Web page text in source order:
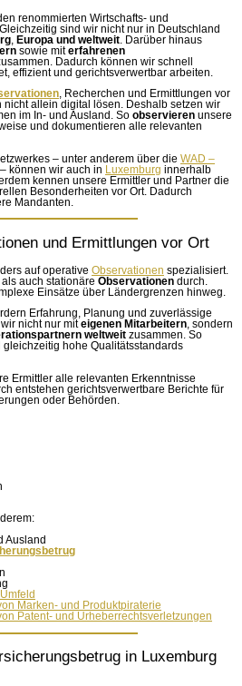
renommierten Wirtschafts- und
sind wir nicht nur in Deutschland
Europa und weltweit . Darüber hinaus
sowie miterfahrenen
Dadurch können wir schnell
effizient und gerichtsverwertbar arbeiten.
, Recherchen und Ermittlungen vor
nicht allein digital lösen. Deshalb setzen wir
im In- und Ausland. So observieren unsere
und dokumentieren alle relevanten
– unter anderem über die WAD –
– können wir auch in Luxemburg innerhalb
kennen unsere Ermittler und Partner die
Besonderheiten vor Ort. Dadurch
Mandanten.
und Ermittlungen vor Ort
auf operative Observationen spezialisiert.
auch stationäre Observationen durch.
Einsätze über Ländergrenzen hinweg.
Erfahrung, Planung und zuverlässige
nicht nur miteigenen Mitarbeitern, sondern
weltweit zusammen. So
hohe Qualitätsstandards
Ermittler alle relevanten Erkenntnisse
entstehen gerichtsverwertbare Berichte für
oder Behörden.
Ausland
Marken- und Produktpiraterie
Patent- und Urheberrechtsverletzungen
in Luxemburg